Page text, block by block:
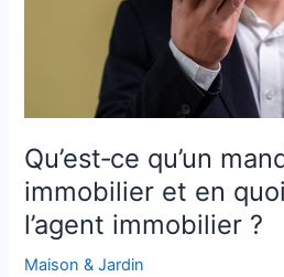
Qu’est‑ce qu’un
immobilier et en
l’agent immobilier ?
Maison & Jardin